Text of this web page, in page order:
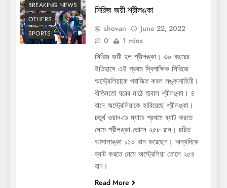
BREAKING NEWS
OTHERS
SPORTS
সিরিজ জয়ী শ্রীলঙ্কা
shovan
June 22, 2022
0
1 mins
সিরিজ জয়ী হল শ্রীলঙ্কা। ৩০ বছরের
ইতিহাসে এই প্রথম দ্বিপাক্ষিক সিরিজে
অস্ট্রেলিয়াকে পরাজিত করল লঙ্কাবাহিনী।
রীতিমতো ঘরের মাঠে হারাল শ্রীলঙ্কা। ৪
রানে অস্ট্রেলিয়াকে হারিয়েছে শ্রীলঙ্কা।
চতুর্থ ওয়ান-ডে ম্যাচে প্রথমে ব্যাট করতে
নেমে শ্রীলঙ্কা তোলে ২৫৮ রান। চরিত
আসালাঙ্কা ১১০ রান করেছেন। অন্যদিকে
ব্যাট করতে নেমে অস্ট্রেলিয়া তোলে ২৫৪
রান।
Read More